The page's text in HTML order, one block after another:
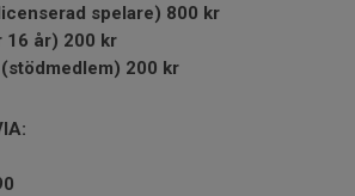
spelare) 800 kr
16 år) 200 kr
200 kr